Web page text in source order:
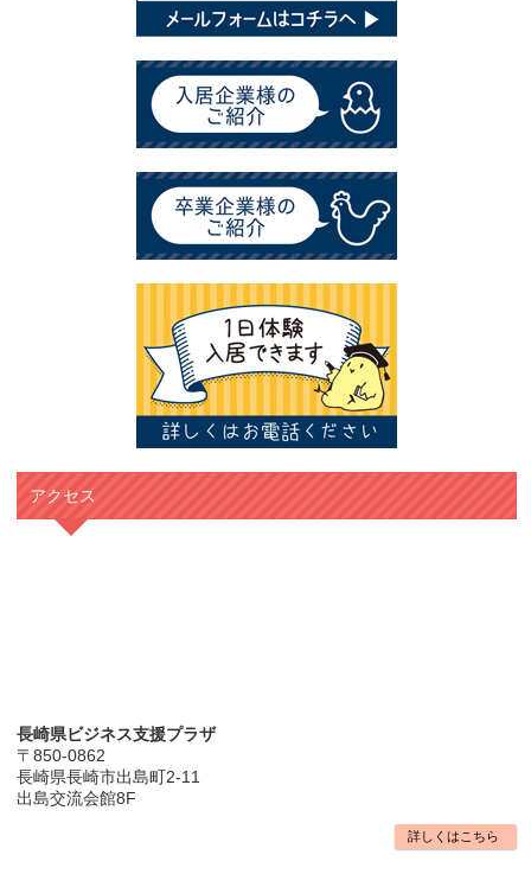
アクセス
長崎県ビジネス支援プラザ
〒850-0862
長崎県長崎市出島町2-11
出島交流会館8F
詳しくはこちら